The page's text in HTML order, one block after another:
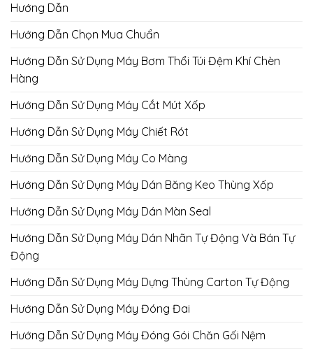
Hướng Dẫn
Hướng Dẫn Chọn Mua Chuẩn
Hướng Dẫn Sử Dụng Máy Bơm Thổi Túi Đệm Khí Chèn
Hàng
Hướng Dẫn Sử Dụng Máy Cắt Mút Xốp
Hướng Dẫn Sử Dụng Máy Chiết Rót
Hướng Dẫn Sử Dụng Máy Co Màng
Hướng Dẫn Sử Dụng Máy Dán Băng Keo Thùng Xốp
Hướng Dẫn Sử Dụng Máy Dán Màn Seal
Hướng Dẫn Sử Dụng Máy Dán Nhãn Tự Động Và Bán Tự
Động
Hướng Dẫn Sử Dụng Máy Dựng Thùng Carton Tự Động
Hướng Dẫn Sử Dụng Máy Đóng Đai
Hướng Dẫn Sử Dụng Máy Đóng Gói Chăn Gối Nệm